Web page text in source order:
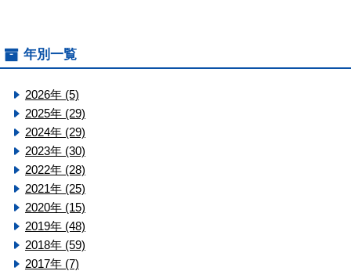
年別一覧
2026年 (5)
2025年 (29)
2024年 (29)
2023年 (30)
2022年 (28)
2021年 (25)
2020年 (15)
2019年 (48)
2018年 (59)
2017年 (7)